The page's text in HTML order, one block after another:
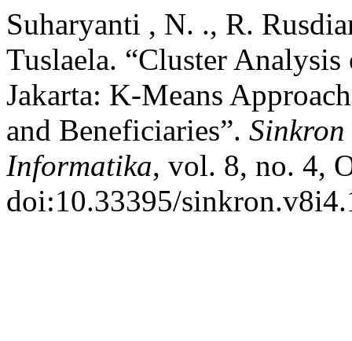
Suharyanti , N. ., R.
Tuslaela. “Cluster
Jakarta: K-Means
and Beneficiaries”.
Informatika, vol. 8, no. 4,
doi:10.33395/